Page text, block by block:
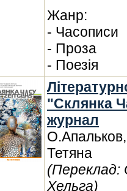
Жанр:
- Часописи
- Проза
- Поезія
"Склянка
журнал
Тетяна
(Переклад:
Хельга)